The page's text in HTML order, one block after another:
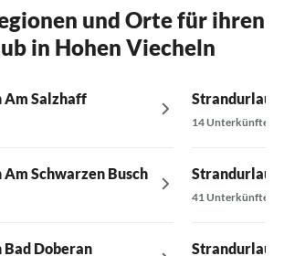
Frau Prestin, ist sehr nett
hat uns überrascht mit
(Gläschen Sekt
Dankeschön, liebe
Ihnen und Ihrem Sohn alles
und Orte für ihren
in Hohen Viecheln
Am Salzhaff
Schwarzen Busch
Doberan
14 Unterkünfte
Strandurlaub
41 Unterkünfte
Strandurlaub